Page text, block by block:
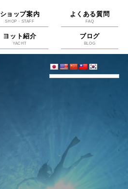
ショップ案内
SHOP・STAFF
よくある質問
FAQ
ヨット紹介
YACHT
ブログ
BLOG